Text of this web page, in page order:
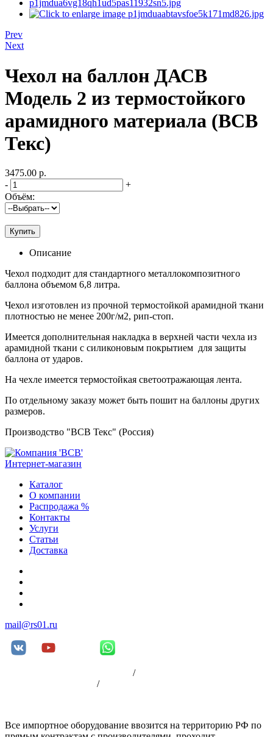
Prev
Next
Чехол на баллон ДАСВ
Модель 2 из термостойкого
арамидного материала (ВСВ
Текс)
3475.00 р.
-
+
Объём:
Купить
Описание
Чехол подходит для стандартного металлокомпозитного
баллона объемом 6,8 литра.
Чехол изготовлен из прочной термостойкой арамидной ткани
плотностью не менее 200г/м2, рип-стоп.
Имеется дополнительная накладка в верхней части чехла из
арамидной ткани с силиконовым покрытием для защиты
баллона от ударов.
На чехле имеется термостойкая светоотражающая лента.
По отдельному заказу может быть пошит на баллоны других
размеров.
Производство "ВСВ Текс" (Россия)
Интернет-магазин
Каталог
О компании
Распродажа %
Контакты
Услуги
Статьи
Доставка
mail@rs01.ru
/
/
Все импортное оборудование ввозится на территорию РФ по